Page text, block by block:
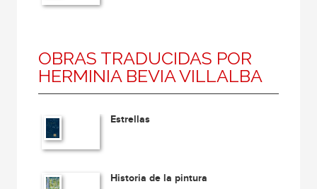
OBRAS TRADUCIDAS POR
HERMINIA BEVIA VILLALBA
Estrellas
Historia de la pintura